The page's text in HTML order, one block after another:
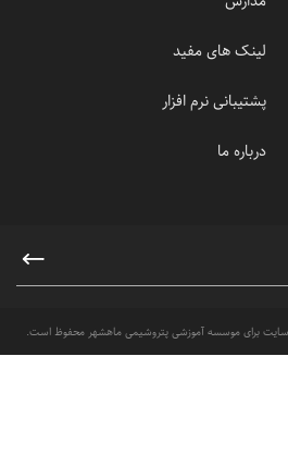
لینک های مفید
پشتیبانی نرم افزار
درباره ما